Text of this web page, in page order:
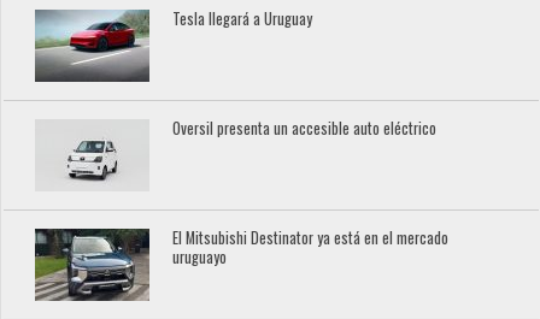
Tesla llegará a Uruguay
Oversil presenta un accesible auto eléctrico
El Mitsubishi Destinator ya está en el mercado
uruguayo